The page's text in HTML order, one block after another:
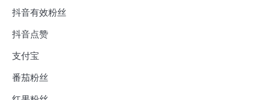
抖音有效粉丝
抖音点赞
支付宝
番茄粉丝